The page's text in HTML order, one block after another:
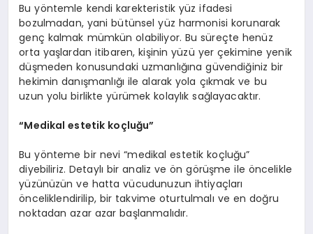
Bu yöntemle kendi karekteristik yüz ifadesi
bozulmadan, yani bütünsel yüz harmonisi korunarak
genç kalmak mümkün olabiliyor. Bu süreçte henüz
orta yaşlardan itibaren, kişinin yüzü yer çekimine yenik
düşmeden konusundaki uzmanlığına güvendiğiniz bir
hekimin danışmanlığı ile alarak yola çıkmak ve bu
uzun yolu birlikte yürümek kolaylık sağlayacaktır.
“Medikal estetik koçluğu”
Bu yönteme bir nevi “medikal estetik koçluğu”
diyebiliriz. Detaylı bir analiz ve ön görüşme ile öncelikle
yüzünüzün ve hatta vücudunuzun ihtiyaçları
önceliklendirilip, bir takvime oturtulmalı ve en doğru
noktadan azar azar başlanmalıdır.